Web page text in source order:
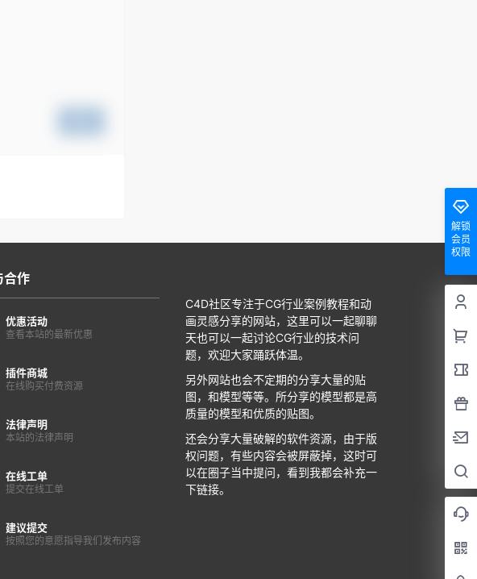
解锁
会员
权限
合作
优惠活动
查看本站的最新优惠
插件商城
在线购买付费资源
法律声明
本站的法律声明
在线工单
提交在线工单
建议提交
按照您的意愿指导我们发布内容
C4D社区专注于CG行业案例教程和动
画灵感分享的网站，这里可以一起聊聊
天也可以一起讨论CG行业的技术问
题，欢迎大家踊跃体温。
另外网站也会不定期的分享大量的贴
图，和模型等等。所分享的模型都是高
质量的模型和优质的贴图。
还会分享大量破解的软件资源，由于版
权问题，有些内容会被屏蔽掉，这时可
以在圈子当中提问，看到我都会补充一
下链接。